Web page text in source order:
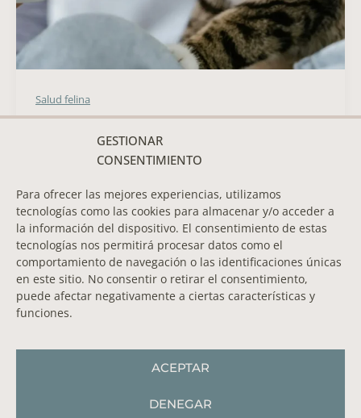
GESTIONAR
CONSENTIMIENTO
Para ofrecer las mejores experiencias, utilizamos
tecnologías como las cookies para almacenar y/o acceder a
la información del dispositivo. El consentimiento de estas
tecnologías nos permitirá procesar datos como el
comportamiento de navegación o las identificaciones únicas
en este sitio. No consentir o retirar el consentimiento,
puede afectar negativamente a ciertas características y
funciones.
ACEPTAR
DENEGAR
Salud felina
Bienestar felino en casa: prevención y cuidados
naturales para tu gato
INTERIORISMO
FELINO
INTERIORISMO
SÍGUEME EN
AVISO LEGAL
POLÍTICA DE
PRIVACIDAD